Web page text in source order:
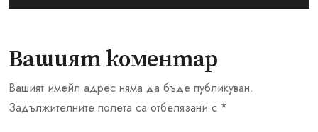
Вашият коментар
Вашият имейл адрес няма да бъде публикуван.
Задължителните полета са отбелязани с *